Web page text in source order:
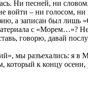
Ни песней, ни словом.
войти – ни голосом,
а записан был лишь
с «Морем…»?
говорю, давай
мы разъехались: я в
который к концу